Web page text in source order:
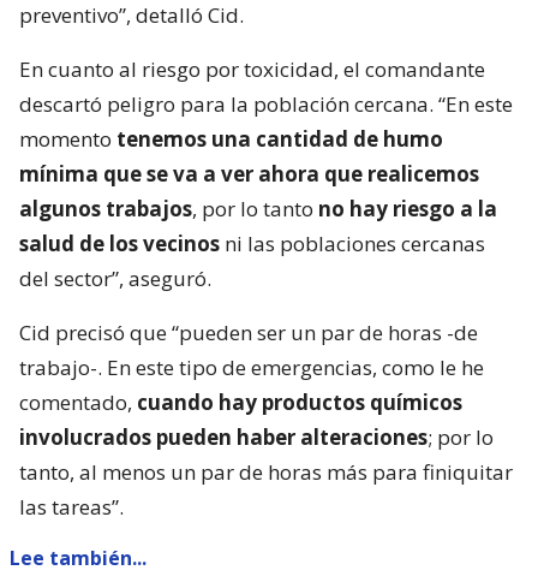
preventivo”, detalló Cid.
En cuanto al riesgo por toxicidad, el comandante
descartó peligro para la población cercana. “En este
momento tenemos una cantidad de humo
mínima que se va a ver ahora que realicemos
algunos trabajos, por lo tanto no hay riesgo a la
salud de los vecinos ni las poblaciones cercanas
del sector”, aseguró.
Cid precisó que “pueden ser un par de horas -de
trabajo-. En este tipo de emergencias, como le he
comentado, cuando hay productos químicos
involucrados pueden haber alteraciones; por lo
tanto, al menos un par de horas más para finiquitar
las tareas”.
Lee también...